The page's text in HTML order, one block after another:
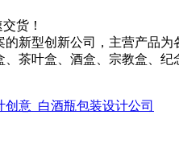
货！
新型创新公司，主营产品
茶叶盒、酒盒、宗教盒、